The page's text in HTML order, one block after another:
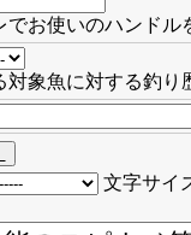
お使いのハンドル
象魚に対する釣り
文字サイ